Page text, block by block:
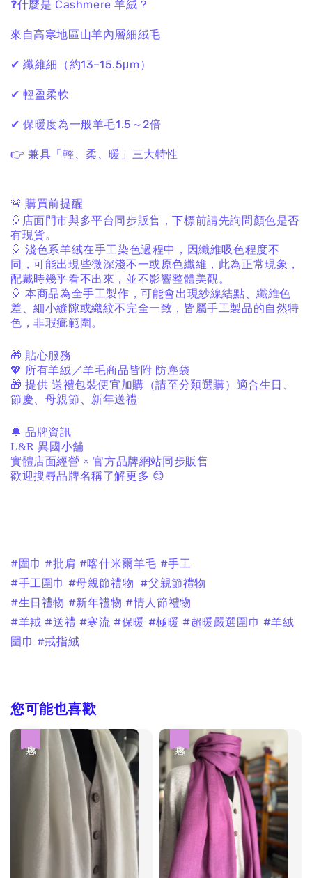
❓什麼是 Cashmere 羊絨？
來自高寒地區山羊內層細絨毛
✔ 纖維細（約13–15.5μm）
✔ 輕盈柔軟
✔ 保暖度為一般羊毛1.5～2倍
👉 兼具「輕、柔、暖」三大特性
🚨 購買前提醒
🎈 店面門市與多平台同步販售，下標前請先詢問顏色是否
有現貨。
🎈 淺色系羊絨在手工染色過程中，因纖維吸色程度不
同，可能出現些微深淺不一或原色纖維，此為正常現象，
配戴時幾乎看不出來，並不影響整體美觀。
🎈 本商品為全手工製作，可能會出現紗線結點、纖維色
差、細小縫隙或織紋不完全一致，皆屬手工製品的自然特
色，非瑕疵範圍。
🎁 貼心服務
💖 所有羊絨／羊毛商品皆附 防塵袋
🎁提供 送禮包裝便宜加購（請至分類選購）適合生日、
節慶、母親節、新年送禮
🔔品牌資訊
L&R異國小舖
實體店面經營 ×官方品牌網站同步販售
歡迎搜尋品牌名稱了解更多 😊
#圍巾 #批肩 #喀什米爾羊毛 #手工
#手工圍巾 #母親節禮物 #父親節禮物
#生日禮物 #新年禮物 #情人節禮物
#羊羢 #送禮 #寒流 #保暖 #極暖 #超暖嚴選圍巾 #羊絨
圍巾 #戒指絨
您可能也喜歡